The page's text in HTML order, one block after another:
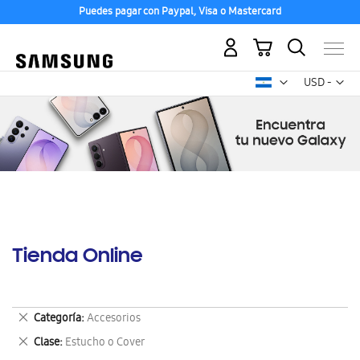
Puedes pagar con Paypal, Visa o Mastercard
USD -
dólar
Mi carrito
Tienda Online
Categoría Accesorios
Eliminar
este
artículo
Clase Estucho o Cover
Eliminar